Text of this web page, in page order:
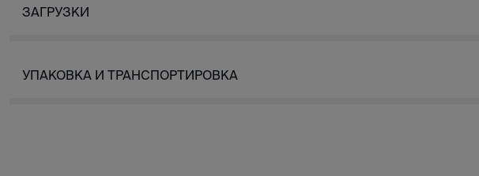
ЗАГРУЗКИ
УПАКОВКА И ТРАНСПОРТИРОВКА